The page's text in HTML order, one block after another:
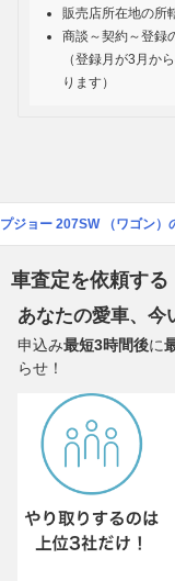
販売店所在地の所
商談～契約～登録
（登録月が3月か
ります）
プジョー 207SW （ワゴン）
車査定を依頼する
あなたの愛車、今
申込み最短3時間後に
らせ！